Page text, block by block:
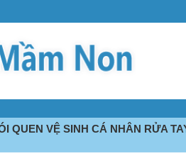
QUEN VỆ SINH CÁ NHÂN RỬA